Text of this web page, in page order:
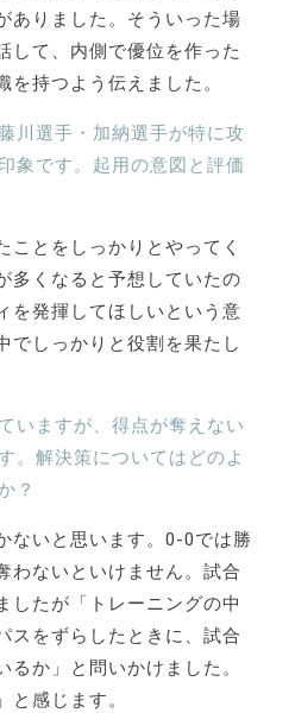
ありました。そういった場
して、内側で優位を作った
持つよう伝えました。
川選手・加納選手が特に攻
象です。起用の意図と評価
ことをしっかりとやってく
多くなると予想していたの
を発揮してほしいという意
でしっかりと役割を果たし
いますが、得点が奪えない
。解決策についてはどのよ
？
ないと思います。0-0では勝
わないといけません。試合
したが「トレーニングの中
スをずらしたときに、試合
か」と問いかけました。
と感じます。